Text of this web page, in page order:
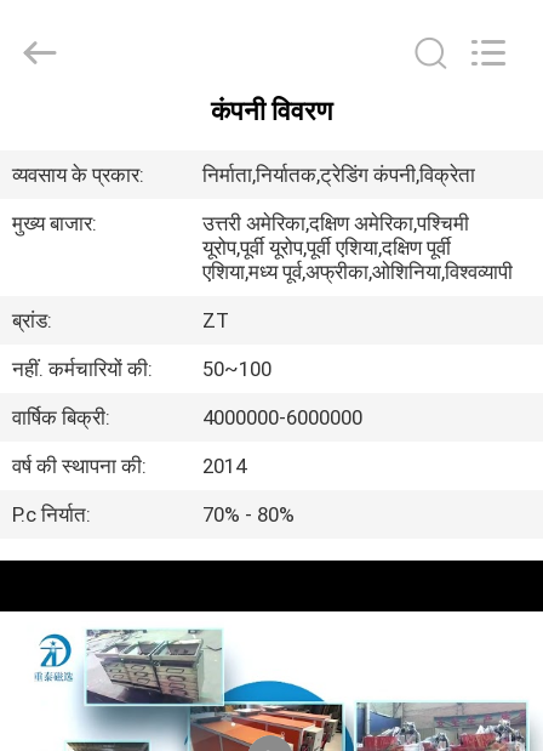
उत्पादों
बारे
में
कारखाना
भ्रमण
गुणवत्ता
नियंत्रण
संपर्क
कंपनी विवरण
व्यवसाय के प्रकार:
निर्माता,निर्यातक,ट्रेडिंग कंपनी,विक्रेता
मुख्य बाजार:
उत्तरी अमेरिका,दक्षिण अमेरिका,पश्चिमी
यूरोप,पूर्वी यूरोप,पूर्वी एशिया,दक्षिण पूर्वी
एशिया,मध्य पूर्व,अफ्रीका,ओशिनिया,विश्वव्यापी
ब्रांड:
ZT
नहीं. कर्मचारियों की:
50~100
वार्षिक बिक्री:
4000000-6000000
वर्ष की स्थापना की:
2014
P.c निर्यात:
70% - 80%